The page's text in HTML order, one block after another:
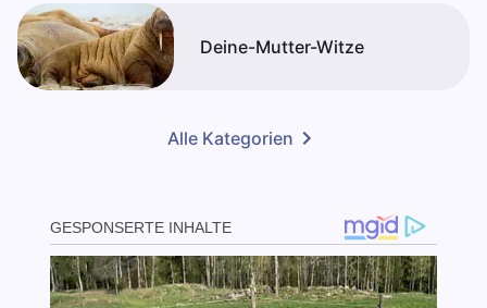
Deine-Mutter-Witze
Alle Kategorien